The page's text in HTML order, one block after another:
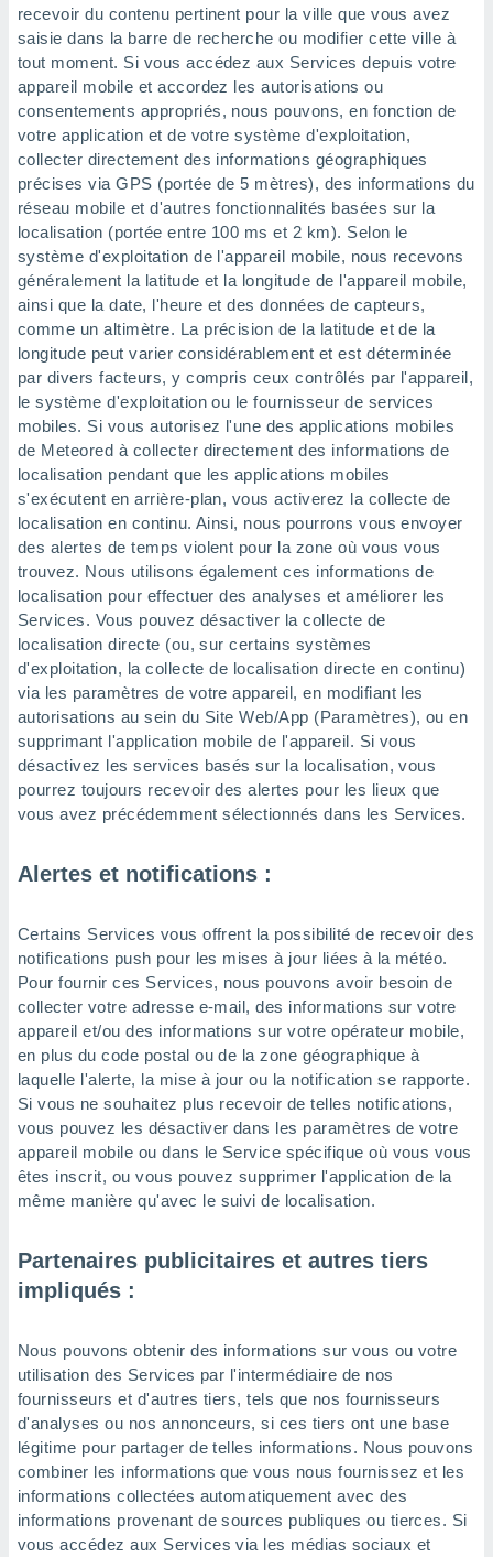
études
1199
recevoir du contenu pertinent pour la ville que vous avez
saisie dans la barre de recherche ou modifier cette ville à
tout moment. Si vous accédez aux Services depuis votre
appareil mobile et accordez les autorisations ou
consentements appropriés, nous pouvons, en fonction de
votre application et de votre système d'exploitation,
collecter directement des informations géographiques
précises via GPS (portée de 5 mètres), des informations du
réseau mobile et d'autres fonctionnalités basées sur la
localisation (portée entre 100 ms et 2 km). Selon le
système d'exploitation de l'appareil mobile, nous recevons
généralement la latitude et la longitude de l'appareil mobile,
ainsi que la date, l'heure et des données de capteurs,
comme un altimètre. La précision de la latitude et de la
longitude peut varier considérablement et est déterminée
par divers facteurs, y compris ceux contrôlés par l'appareil,
le système d'exploitation ou le fournisseur de services
mobiles. Si vous autorisez l'une des applications mobiles
de Meteored à collecter directement des informations de
localisation pendant que les applications mobiles
s'exécutent en arrière-plan, vous activerez la collecte de
localisation en continu. Ainsi, nous pourrons vous envoyer
des alertes de temps violent pour la zone où vous vous
trouvez. Nous utilisons également ces informations de
localisation pour effectuer des analyses et améliorer les
Services. Vous pouvez désactiver la collecte de
localisation directe (ou, sur certains systèmes
d'exploitation, la collecte de localisation directe en continu)
via les paramètres de votre appareil, en modifiant les
autorisations au sein du Site Web/App (Paramètres), ou en
supprimant l'application mobile de l'appareil. Si vous
désactivez les services basés sur la localisation, vous
pourrez toujours recevoir des alertes pour les lieux que
vous avez précédemment sélectionnés dans les Services.
Alertes et notifications :
Certains Services vous offrent la possibilité de recevoir des
notifications push pour les mises à jour liées à la météo.
Pour fournir ces Services, nous pouvons avoir besoin de
collecter votre adresse e-mail, des informations sur votre
appareil et/ou des informations sur votre opérateur mobile,
en plus du code postal ou de la zone géographique à
laquelle l'alerte, la mise à jour ou la notification se rapporte.
Si vous ne souhaitez plus recevoir de telles notifications,
vous pouvez les désactiver dans les paramètres de votre
appareil mobile ou dans le Service spécifique où vous vous
êtes inscrit, ou vous pouvez supprimer l'application de la
même manière qu'avec le suivi de localisation.
Partenaires publicitaires et autres tiers
impliqués :
Nous pouvons obtenir des informations sur vous ou votre
utilisation des Services par l'intermédiaire de nos
fournisseurs et d'autres tiers, tels que nos fournisseurs
d'analyses ou nos annonceurs, si ces tiers ont une base
légitime pour partager de telles informations. Nous pouvons
combiner les informations que vous nous fournissez et les
informations collectées automatiquement avec des
informations provenant de sources publiques ou tierces. Si
vous accédez aux Services via les médias sociaux et